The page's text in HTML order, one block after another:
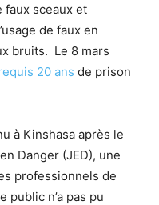
faux sceaux et
de faux en
bruits. Le 8 mars
20 ans de prison
à Kinshasa après le
Danger (JED), une
professionnels de
public n’a pas pu